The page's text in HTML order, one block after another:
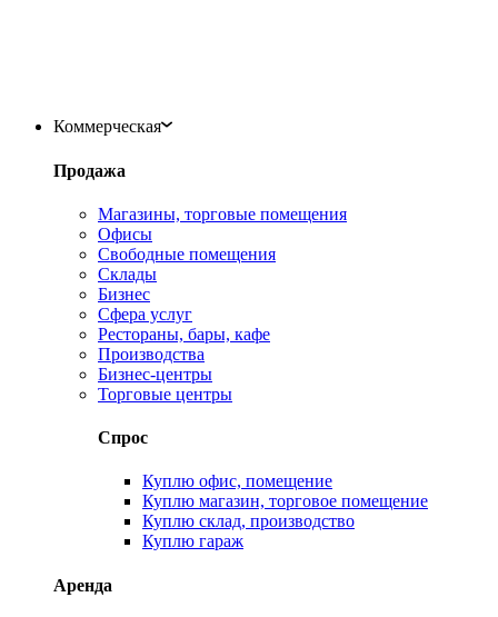
Коммерческая
Продажа
Магазины, торговые помещения
Офисы
Свободные помещения
Склады
Бизнес
Сфера услуг
Рестораны, бары, кафе
Производства
Бизнес-центры
Торговые центры
Спрос
Куплю офис, помещение
Куплю магазин, торговое помещение
Куплю склад, производство
Куплю гараж
Аренда